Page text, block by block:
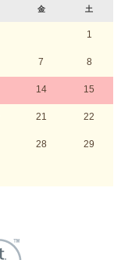
金 土
1
7 8
14 15
21 22
28 29